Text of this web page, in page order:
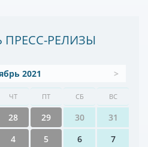
ПРЕСС-РЕЛИЗЫ
2021 >
ЧТ ПТ СБ ВС
28 29 30
31
4 5 6
7